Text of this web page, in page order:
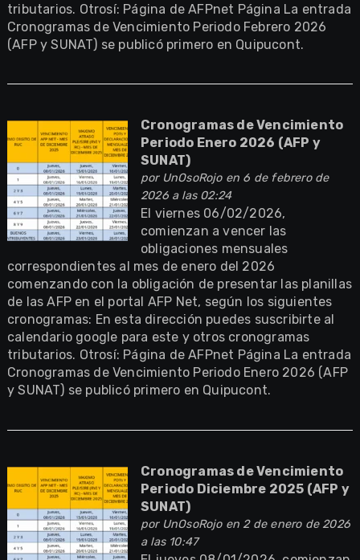
tributarios. Otrosí: Página de AFPnet Página La entrada
Cronogramas de Vencimiento Periodo Febrero 2026
(AFP y SUNAT) se publicó primero en Quipucont.
Cronogramas de Vencimiento
Periodo Enero 2026 (AFP y
SUNAT)
por UnOsoRojoen 6 de febrero de
2026 a las 02:24
El viernes 06/02/2026,
comienzan a vencer las
obligaciones mensuales
correspondientes al mes de enero del 2026
comenzando con la obligación de presentar las planillas
de las AFP en el portal AFP Net, según los siguientes
cronogramas: En esta dirección puedes suscribirte al
calendario google para este y otros cronogramas
tributarios. Otrosí: Página de AFPnet Página La entrada
Cronogramas de Vencimiento Periodo Enero 2026 (AFP
y SUNAT) se publicó primero en Quipucont.
Cronogramas de Vencimiento
Periodo Diciembre 2025 (AFP y
SUNAT)
por UnOsoRojoen 2 de enero de 2026
a las 10:47